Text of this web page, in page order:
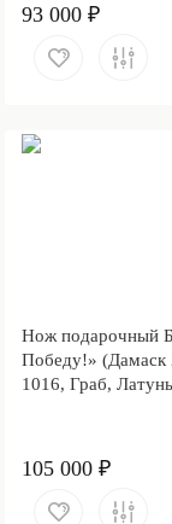
93 000 ₽
Нож подарочный
Победу!» (Дамаск
1016, Граб,
105 000 ₽